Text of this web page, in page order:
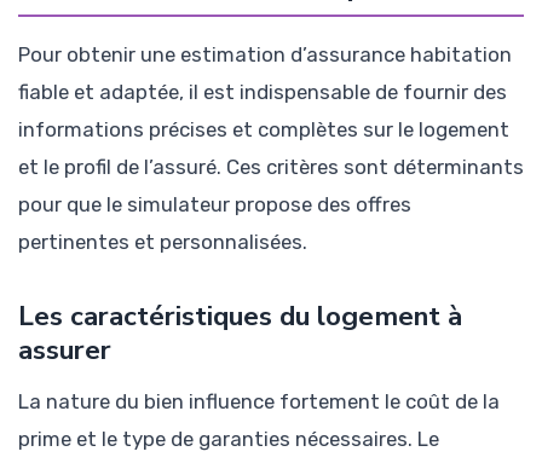
Pour obtenir une estimation d’assurance habitation
fiable et adaptée, il est indispensable de fournir des
informations précises et complètes sur le logement
et le profil de l’assuré. Ces critères sont déterminants
pour que le simulateur propose des offres
pertinentes et personnalisées.
Les caractéristiques du logement à
assurer
La nature du bien influence fortement le coût de la
prime et le type de garanties nécessaires. Le